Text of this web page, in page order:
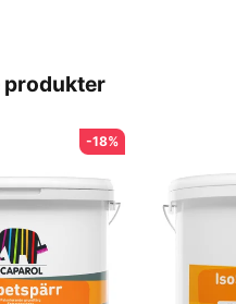
produkter
-18%
får publicera min fråga